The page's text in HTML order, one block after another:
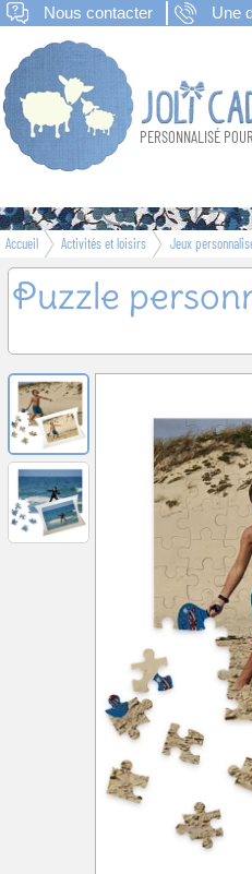
Nous contacter Une
PERSONNALISÉ
Accueil Activités et loisirs Jeux
Puzzle